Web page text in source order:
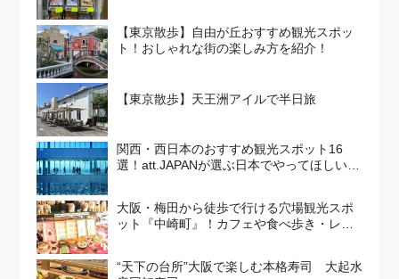
【東京散歩】自由が丘おすすめ観光スポッ
ト！おしゃれな街の楽しみ方を紹介！
【東京散歩】天王洲アイルで半日旅
関西・西日本のおすすめ観光スポット16
選！att.JAPANが選ぶ日本でやってほしいこ
大阪・梅田から徒歩で行ける穴場観光スポ
ット『中崎町』！カフェや食べ歩き・レト
“天下の台所”大阪で楽しむ本格寿司 大起水